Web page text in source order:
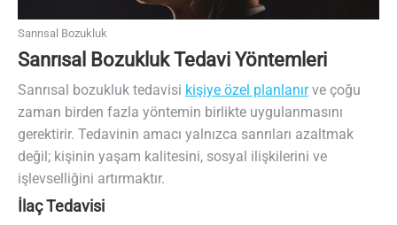
Sanrısal Bozukluk
Sanrısal Bozukluk Tedavi Yöntemleri
Sanrısal bozukluk tedavisi kişiye özel planlanırve çoğu
zaman birden fazla yöntemin birlikte uygulanmasını
gerektirir. Tedavinin amacı yalnızca sanrıları azaltmak
değil; kişinin yaşam kalitesini, sosyal ilişkilerini ve
işlevselliğini artırmaktır.
İlaç Tedavisi